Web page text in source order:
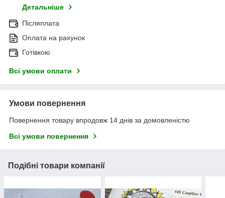
Детальніше
Післяплата
Оплата на рахунок
Готівкою
Всі умови оплати
Умови повернення
Повернення товару впродовж 14 днів за домовленістю
Всі умови повернення
Подібні товари компанії